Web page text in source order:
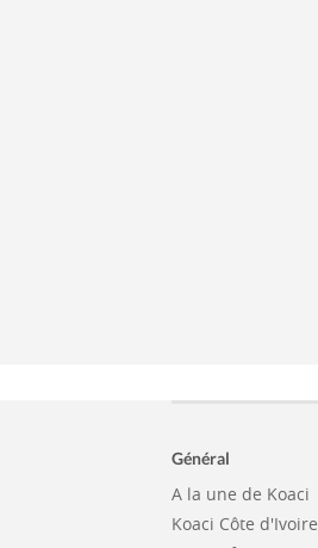
Général
A la une de Koaci
Koaci Côte d'Ivoire